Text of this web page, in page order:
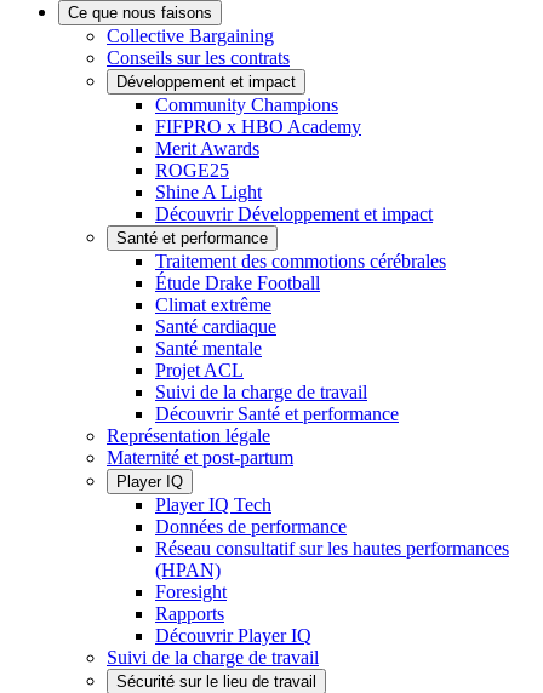
Ce que nous faisons
Collective Bargaining
Conseils sur les contrats
Développement et impact
Community Champions
FIFPRO x HBO Academy
Merit Awards
ROGE25
Shine A Light
Découvrir Développement et impact
Santé et performance
Traitement des commotions cérébrales
Étude Drake Football
Climat extrême
Santé cardiaque
Santé mentale
Projet ACL
Suivi de la charge de travail
Découvrir Santé et performance
Représentation légale
Maternité et post-partum
Player IQ
Player IQ Tech
Données de performance
Réseau consultatif sur les hautes performances
(HPAN)
Foresight
Rapports
Découvrir Player IQ
Suivi de la charge de travail
Sécurité sur le lieu de travail